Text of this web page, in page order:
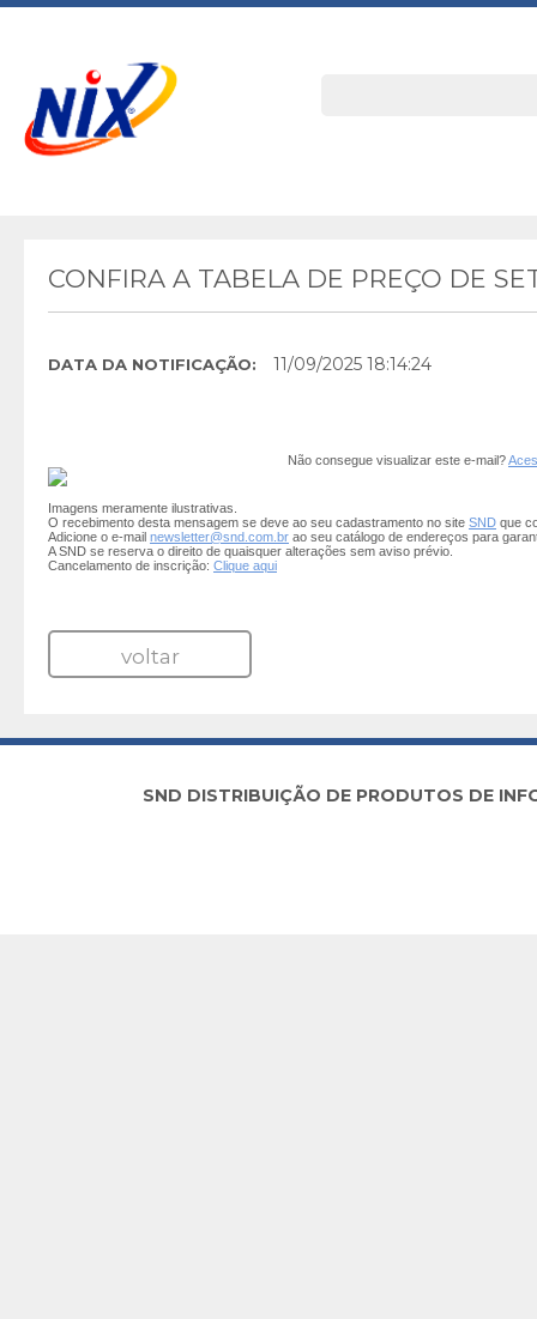
CONFIRA A TABELA DE PREÇO DE
DATA DA NOTIFICAÇÃO: 11/09/2025 18:14:24
Não consegue visualizar este e-mail?
Imagens meramente ilustrativas.
O recebimento desta mensagem se deve ao seu cadastramento no site SND que
Adicione o e-mail newsletter@snd.com.br ao seu catálogo de endereços para
A SND se reserva o direito de quaisquer alterações sem aviso prévio.
Cancelamento de inscrição: Clique aqui
voltar
SND DISTRIBUIÇÃO DE PRODUTOS DE